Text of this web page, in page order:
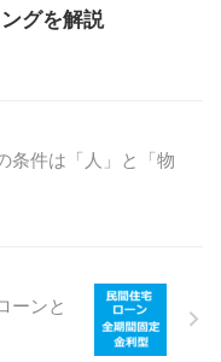
グを解説
条件は「人」と「物
ーンと